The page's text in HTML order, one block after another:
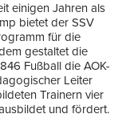
einigen Jahren als
bietet der SSV
für die
gestaltet die
Fußball die AOK-
Leiter
Trainern vier
und fördert.